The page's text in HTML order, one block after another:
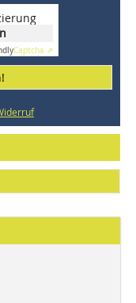
Captcha ⇗